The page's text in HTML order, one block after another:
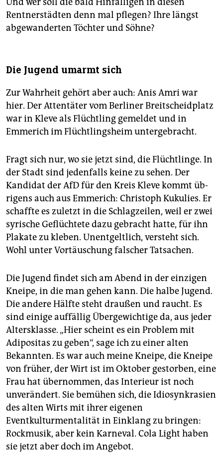
Rentnerstädten denn mal pflegen? Ihre längst
abgewanderten Töchter und Söhne?
Die Jugend umarmt sich
Zur Wahrheit gehört aber auch: Anis Amri war
hier. Der Attentäter vom Berliner Breitscheidplatz
war in Kleve als Flüchtling gemeldet und in
Emmerich im Flüchtlingsheim untergebracht.
Fragt sich nur, wo sie jetzt sind, die Flüchtlinge. In
der Stadt sind jedenfalls keine zu ­sehen. Der
Kandidat der AfD für den Kreis Kleve kommt üb­
rigens auch aus Emmerich: Christoph Kukulies. Er
schaffte es zuletzt in die Schlagzeilen, weil er zwei
syrische Geflüchtete dazu gebracht hatte, für ihn
Plakate zu kleben. Unentgeltlich, versteht sich.
Wohl unter Vortäuschung falscher Tatsachen.
Die Jugend findet sich am Abend in der einzigen
Kneipe, in die man gehen kann. Die halbe Jugend.
Die andere Hälfte steht draußen und raucht. Es
sind einige auffällig Übergewichtige da, aus jeder
Altersklasse. „Hier scheint es ein Problem mit
Adipositas zu geben“, sage ich zu einer alten
Bekannten. Es war auch meine Kneipe, die Kneipe
von früher, der Wirt ist im Oktober gestorben, eine
Frau hat übernommen, das Interieur ist noch
unverändert. Sie bemühen sich, die Idiosynkrasien
des alten Wirts mit ihrer eigenen
Eventkulturmentalität in Einklang zu bringen:
Rockmusik, aber kein Karneval. Cola Light haben
sie jetzt aber doch im Angebot.